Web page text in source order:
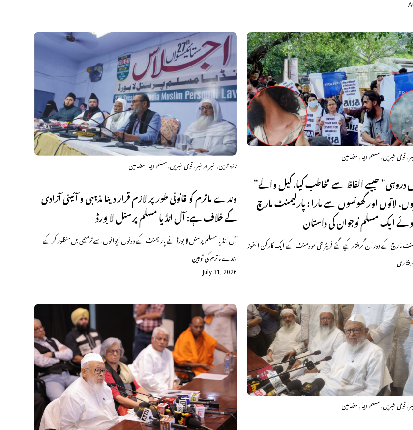
تازہ ترین,خبر در خبر,قومی خبریں,مسلم دنیا,مضامین
وندے ماترم کو قانونی طور پر لازم قرار دینا مذہبی و آئینی آزادی
کے خلاف ہے: آل انڈیا مسلم پرسنل لا بورڈ
آل انڈیا مسلم پرسنل لا بورڈ نے پارلیمنٹ کے دونوں ایوانوں سے ترمیمی بل منظور کرکے
وندے ماترم کی توہین
July 31, 2026
,قومی خبریں,مسلم دنیا,مضامین
“ملّا، کٹوا، دیش دروہی” جیسے الفاظ سے مخاطب کیا، کیل والے
لاتوں اور گھونسوں سے مارا : پارلیمنٹ مارچ
ایک مسلم نوجوان کی داستان
مارچ کے دوران گرفتار کیے گئے فریٹرنٹی موومنٹ کے ایک کارکن الفوز
,قومی خبریں,مسلم دنیا,مضامین